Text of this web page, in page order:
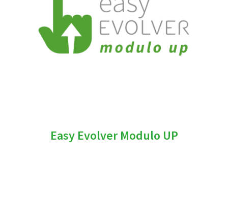
Easy Evolver Modulo UP